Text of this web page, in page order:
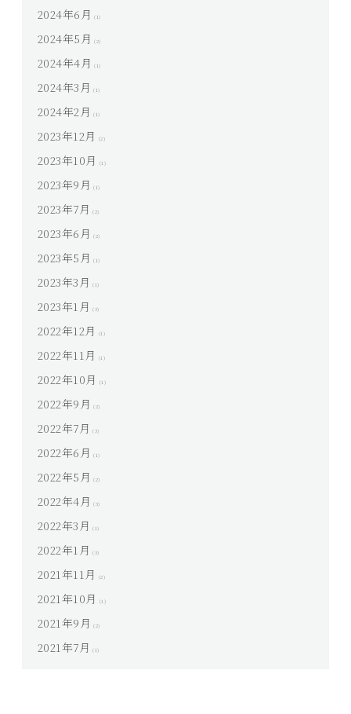
2024年6月 (1)
2024年5月 (2)
2024年4月 (1)
2024年3月 (1)
2024年2月 (1)
2023年12月 (2)
2023年10月 (1)
2023年9月 (1)
2023年7月 (2)
2023年6月 (2)
2023年5月 (1)
2023年3月 (1)
2023年1月 (3)
2022年12月 (1)
2022年11月 (1)
2022年10月 (1)
2022年9月 (2)
2022年7月 (3)
2022年6月 (1)
2022年5月 (2)
2022年4月 (3)
2022年3月 (1)
2022年1月 (3)
2021年11月 (2)
2021年10月 (1)
2021年9月 (2)
2021年7月 (1)